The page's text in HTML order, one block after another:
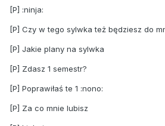
[P] :ninja:
[P] Czy w tego sylwka też będziesz do
[P] Jakie plany na sylwka
[P] Zdasz 1 semestr?
[P] Poprawiłaś te 1 :nono:
[P] Za co mnie lubisz